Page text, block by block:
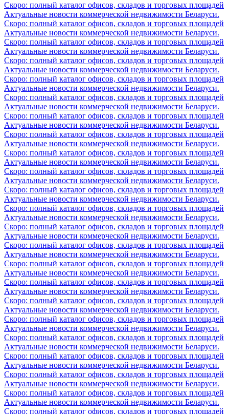
Скоро: полный каталог офисов, складов и торговых площадей
Актуальные новости коммерческой недвижимости Беларуси.
Скоро: полный каталог офисов, складов и торговых площадей
Актуальные новости коммерческой недвижимости Беларуси.
Скоро: полный каталог офисов, складов и торговых площадей
Актуальные новости коммерческой недвижимости Беларуси.
Скоро: полный каталог офисов, складов и торговых площадей
Актуальные новости коммерческой недвижимости Беларуси.
Скоро: полный каталог офисов, складов и торговых площадей
Актуальные новости коммерческой недвижимости Беларуси.
Скоро: полный каталог офисов, складов и торговых площадей
Актуальные новости коммерческой недвижимости Беларуси.
Скоро: полный каталог офисов, складов и торговых площадей
Актуальные новости коммерческой недвижимости Беларуси.
Скоро: полный каталог офисов, складов и торговых площадей
Актуальные новости коммерческой недвижимости Беларуси.
Скоро: полный каталог офисов, складов и торговых площадей
Актуальные новости коммерческой недвижимости Беларуси.
Скоро: полный каталог офисов, складов и торговых площадей
Актуальные новости коммерческой недвижимости Беларуси.
Скоро: полный каталог офисов, складов и торговых площадей
Актуальные новости коммерческой недвижимости Беларуси.
Скоро: полный каталог офисов, складов и торговых площадей
Актуальные новости коммерческой недвижимости Беларуси.
Скоро: полный каталог офисов, складов и торговых площадей
Актуальные новости коммерческой недвижимости Беларуси.
Скоро: полный каталог офисов, складов и торговых площадей
Актуальные новости коммерческой недвижимости Беларуси.
Скоро: полный каталог офисов, складов и торговых площадей
Актуальные новости коммерческой недвижимости Беларуси.
Скоро: полный каталог офисов, складов и торговых площадей
Актуальные новости коммерческой недвижимости Беларуси.
Скоро: полный каталог офисов, складов и торговых площадей
Актуальные новости коммерческой недвижимости Беларуси.
Скоро: полный каталог офисов, складов и торговых площадей
Актуальные новости коммерческой недвижимости Беларуси.
Скоро: полный каталог офисов, складов и торговых площадей
Актуальные новости коммерческой недвижимости Беларуси.
Скоро: полный каталог офисов, складов и торговых площадей
Актуальные новости коммерческой недвижимости Беларуси.
Скоро: полный каталог офисов, складов и торговых площадей
Актуальные новости коммерческой недвижимости Беларуси.
Скоро: полный каталог офисов, складов и торговых площадей
Актуальные новости коммерческой недвижимости Беларуси.
Скоро: полный каталог офисов, складов и торговых площадей